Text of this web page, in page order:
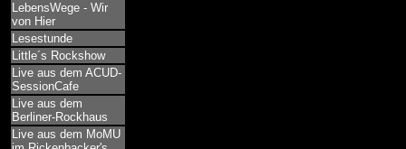
LebensWege - Wir
von Hier
Lesestunde
Little´s Rockshow
Live aus dem ACUD-
SessionCafe
Live aus dem
Berliner-Rockhaus
Live aus dem MoMU